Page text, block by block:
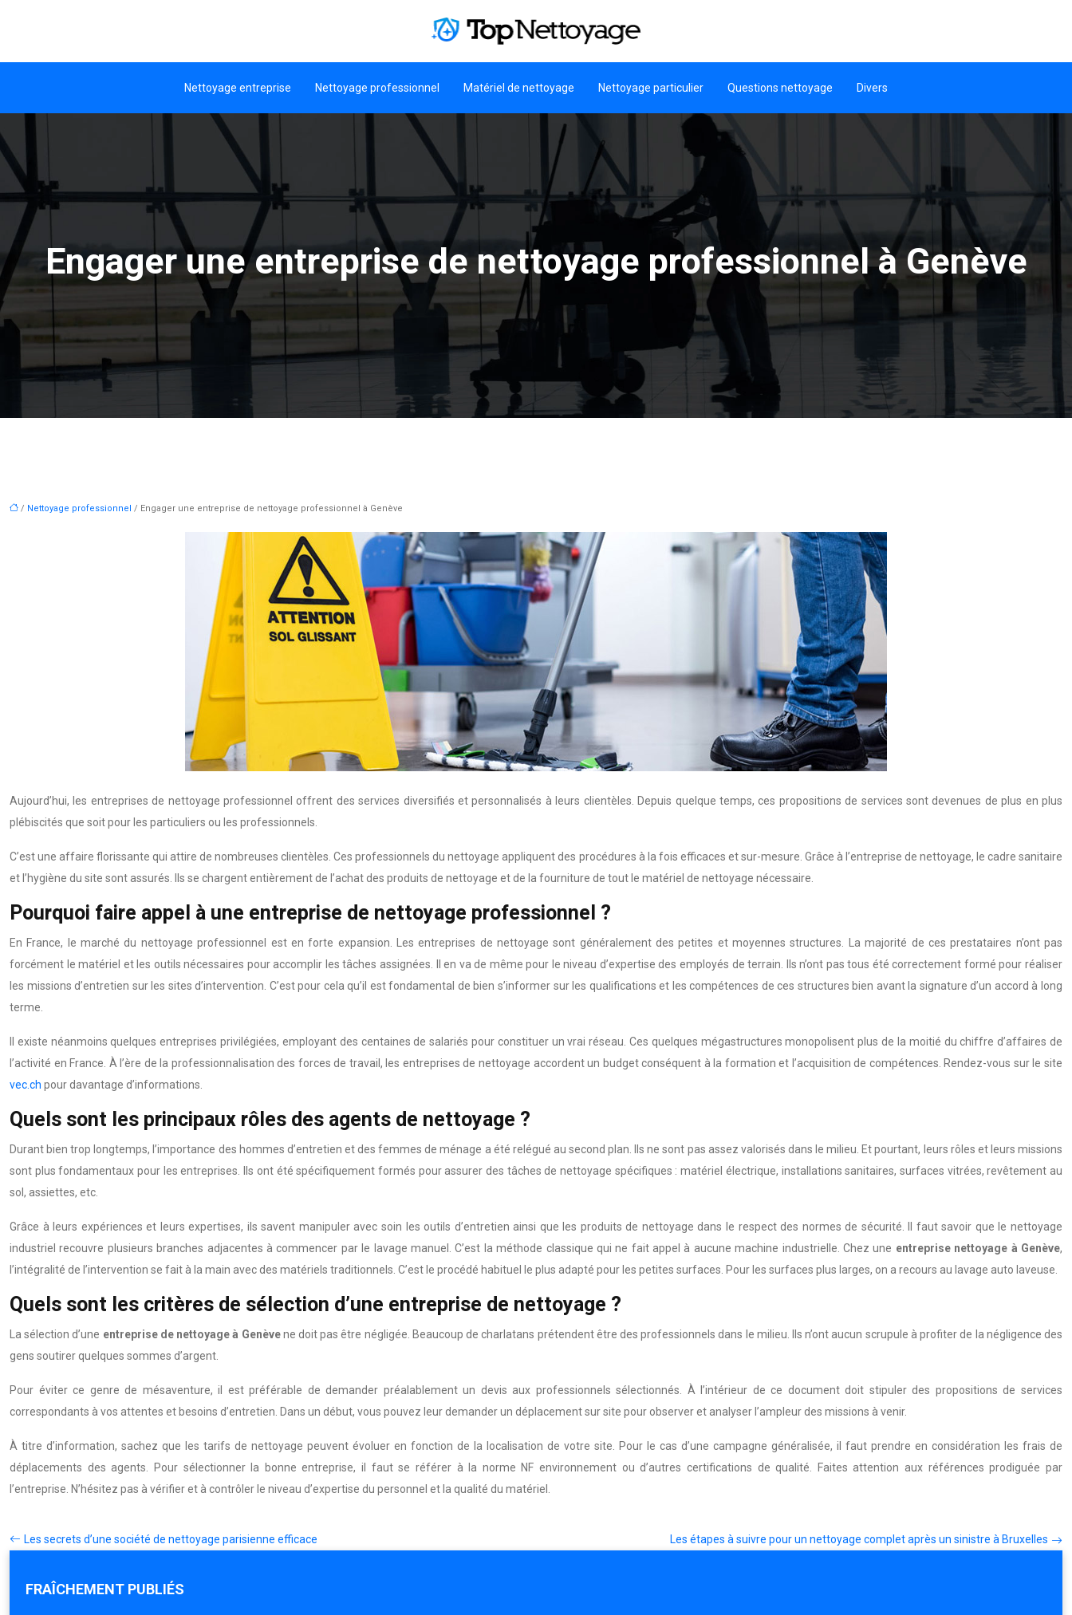
Nettoyage entreprise Nettoyage professionnel Matériel de nettoyage Nettoyage particulier Questions nettoyage Divers
Engager une entreprise de nettoyage professionnel à Genève
/ Nettoyage professionnel / Engager une entreprise de nettoyage professionnel à Genève
Aujourd’hui, les entreprises de nettoyage professionnel offrent des services diversifiés et personnalisés à leurs clientèles. Depuis quelque temps, ces propositions de services sont devenues de plus en plus
plébiscités que soit pour les particuliers ou les professionnels.
C’est une affaire florissante qui attire de nombreuses clientèles. Ces professionnels du nettoyage appliquent des procédures à la fois efficaces et sur-mesure. Grâce à l’entreprise de nettoyage, le cadre sanitaire
et l’hygiène du site sont assurés. Ils se chargent entièrement de l’achat des produits de nettoyage et de la fourniture de tout le matériel de nettoyage nécessaire.
Pourquoi faire appel à une entreprise de nettoyage professionnel ?
En France, le marché du nettoyage professionnel est en forte expansion. Les entreprises de nettoyage sont généralement des petites et moyennes structures. La majorité de ces prestataires n’ont pas
forcément le matériel et les outils nécessaires pour accomplir les tâches assignées. Il en va de même pour le niveau d’expertise des employés de terrain. Ils n’ont pas tous été correctement formé pour réaliser
les missions d’entretien sur les sites d’intervention. C’est pour cela qu’il est fondamental de bien s’informer sur les qualifications et les compétences de ces structures bien avant la signature d’un accord à long
terme.
Il existe néanmoins quelques entreprises privilégiées, employant des centaines de salariés pour constituer un vrai réseau. Ces quelques mégastructures monopolisent plus de la moitié du chiffre d’affaires de
l’activité en France. À l’ère de la professionnalisation des forces de travail, les entreprises de nettoyage accordent un budget conséquent à la formation et l’acquisition de compétences. Rendez-vous sur le site
vec.ch pour davantage d’informations.
Quels sont les principaux rôles des agents de nettoyage ?
Durant bien trop longtemps, l’importance des hommes d’entretien et des femmes de ménage a été relégué au second plan. Ils ne sont pas assez valorisés dans le milieu. Et pourtant, leurs rôles et leurs missions
sont plus fondamentaux pour les entreprises. Ils ont été spécifiquement formés pour assurer des tâches de nettoyage spécifiques : matériel électrique, installations sanitaires, surfaces vitrées, revêtement au
sol, assiettes, etc.
Grâce à leurs expériences et leurs expertises, ils savent manipuler avec soin les outils d’entretien ainsi que les produits de nettoyage dans le respect des normes de sécurité. Il faut savoir que le nettoyage
industriel recouvre plusieurs branches adjacentes à commencer par le lavage manuel. C’est la méthode classique qui ne fait appel à aucune machine industrielle. Chez une entreprise nettoyage à Genève,
l’intégralité de l’intervention se fait à la main avec des matériels traditionnels. C’est le procédé habituel le plus adapté pour les petites surfaces. Pour les surfaces plus larges, on a recours au lavage auto laveuse.
Quels sont les critères de sélection d’une entreprise de nettoyage ?
La sélection d’une entreprise de nettoyage à Genèvene doit pas être négligée. Beaucoup de charlatans prétendent être des professionnels dans le milieu. Ils n’ont aucun scrupule à profiter de la négligence des
gens soutirer quelques sommes d’argent.
Pour éviter ce genre de mésaventure, il est préférable de demander préalablement un devis aux professionnels sélectionnés. À l’intérieur de ce document doit stipuler des propositions de services
correspondants à vos attentes et besoins d’entretien. Dans un début, vous pouvez leur demander un déplacement sur site pour observer et analyser l’ampleur des missions à venir.
À titre d’information, sachez que les tarifs de nettoyage peuvent évoluer en fonction de la localisation de votre site. Pour le cas d’une campagne généralisée, il faut prendre en considération les frais de
déplacements des agents. Pour sélectionner la bonne entreprise, il faut se référer à la norme NF environnement ou d’autres certifications de qualité. Faites attention aux références prodiguée par
l’entreprise. N’hésitez pas à vérifier et à contrôler le niveau d’expertise du personnel et la qualité du matériel.
Les secrets d’une société de nettoyage parisienne efficace Les étapes à suivre pour un nettoyage complet après un sinistre à Bruxelles
FRAÎCHEMENT PUBLIÉS